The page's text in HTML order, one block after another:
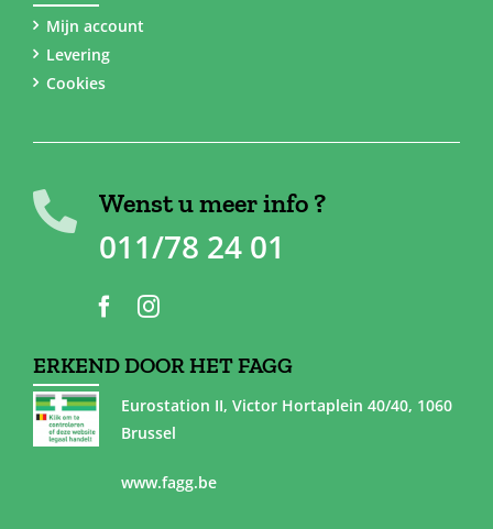
Mijn account
Levering
Cookies
Wenst u meer info ?
011/78 24 01
ERKEND DOOR HET FAGG
Eurostation II, Victor Hortaplein 40/40, 1060
Brussel
www.fagg.be